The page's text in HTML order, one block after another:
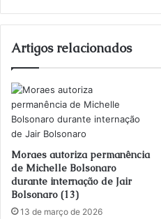
email
Artigos relacionados
Moraes autoriza permanência
de Michelle Bolsonaro
durante internação de Jair
Bolsonaro (13)
13 de março de 2026